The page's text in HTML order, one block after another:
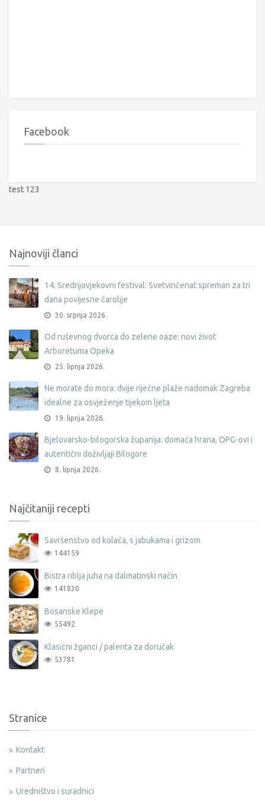
Facebook
test 123
Najnoviji članci
14. Srednjovjekovni festival: Svetvinčenat spreman za tri
dana povijesne čarolije
30. srpnja 2026.
Od ruševnog dvorca do zelene oaze: novi život
Arboretuma Opeka
25. lipnja 2026.
Ne morate do mora: dvije riječne plaže nadomak Zagreba
idealne za osvježenje tijekom ljeta
19. lipnja 2026.
Bjelovarsko-bilogorska županija: domaća hrana, OPG-ovi i
autentični doživljaji Bilogore
8. lipnja 2026.
Najčitaniji recepti
Savršenstvo od kolača, s jabukama i grizom
144159
Bistra riblja juha na dalmatinski način
141830
Bosanske Klepe
55492
Klasični žganci / palenta za doručak
53781
Stranice
Kontakt
Partneri
Uredništvo i suradnici